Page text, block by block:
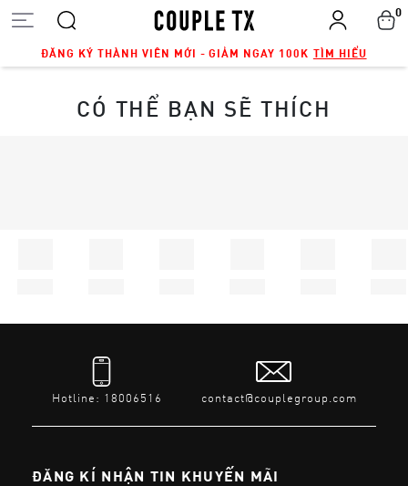
ĐĂNG KÝ THÀNH VIÊN MỚI - GIẢM NGAY 100K TÌM HIỂU
0
CÓ THỂ BẠN SẼ THÍCH
Hotline: 18006516 contact@couplegroup.com
ĐĂNG KÍ NHẬN TIN KHUYẾN MÃI